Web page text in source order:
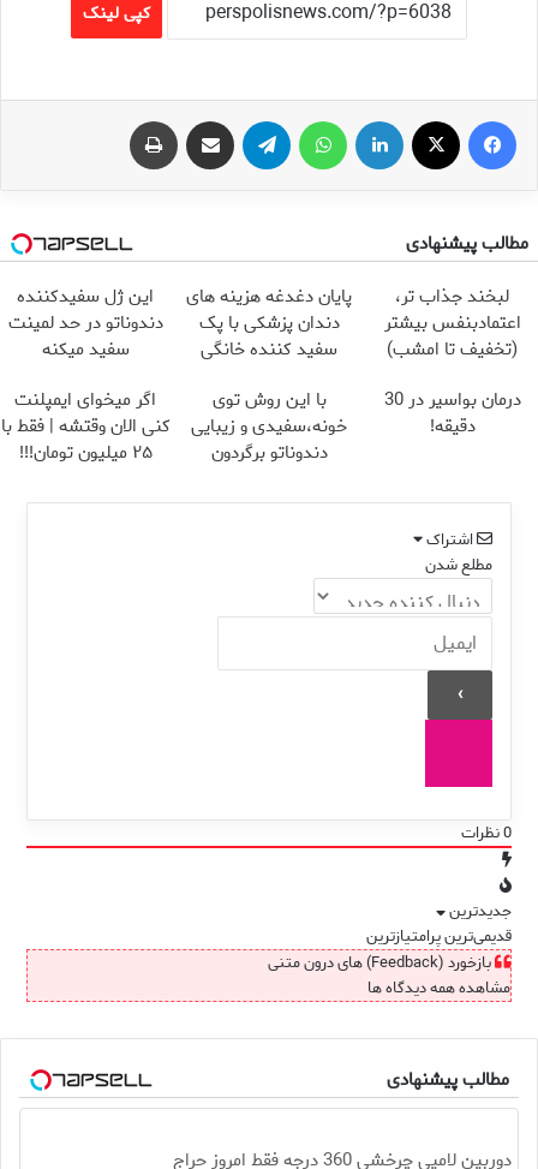
کپی لینک
فیس بوک لینکدین تلگرام اشتراک گذاری از طریق ایمیل
مطالب پیشنهادی
لبخند جذاب تر،
اعتمادبنفس بیشتر
(تخفیف تا امشب)
پایان دغدغه هزینه های
دندان پزشکی با پک
سفید کننده خانگی
این ژل سفیدکننده
دندوناتو در حد لمینت
سفید میکنه
درمان بواسیر در 30
دقیقه!
با این روش توی
خونه،سفیدی و زیبایی
دندوناتو برگردون
اگر میخوای ایمپلنت
کنی الان وقتشه | فقط با
۲۵ میلیون تومان!!!
اشتراک
مطلع شدن
0نظرات
جدیدترین
قدیمی‌ترینپرامتیازترین
بازخورد (Feedback) های درون متنی
مشاهده همه دیدگاه ها
مطالب پیشنهادی
دوربین لامپی چرخشی 360 درجه فقط امروز حراج